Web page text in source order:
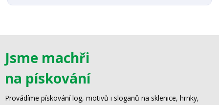
Jsme machři
na pískování
Provádíme pískování log, motivů i sloganů na sklenice, hrnky,